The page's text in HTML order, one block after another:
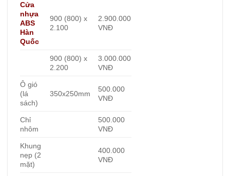
Cửa
nhựa
ABS
Hàn
Quốc
900 (800) x
2.100
2.900.000
VNĐ
900 (800) x
2.200
3.000.000
VNĐ
Ô gió
(lá
sách)
350x250mm
500.000
VNĐ
Chỉ
nhôm
500.000
VNĐ
Khung
nẹp (2
mặt)
400.000
VNĐ